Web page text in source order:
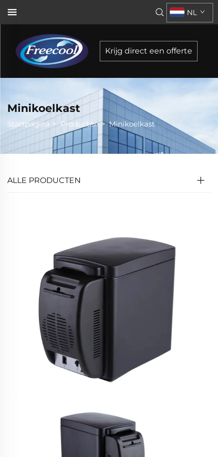
NL
Krijg direct een offerte
Minikoelkast
Startpagina >Producten>Minikoelkast
ALLE PRODUCTEN